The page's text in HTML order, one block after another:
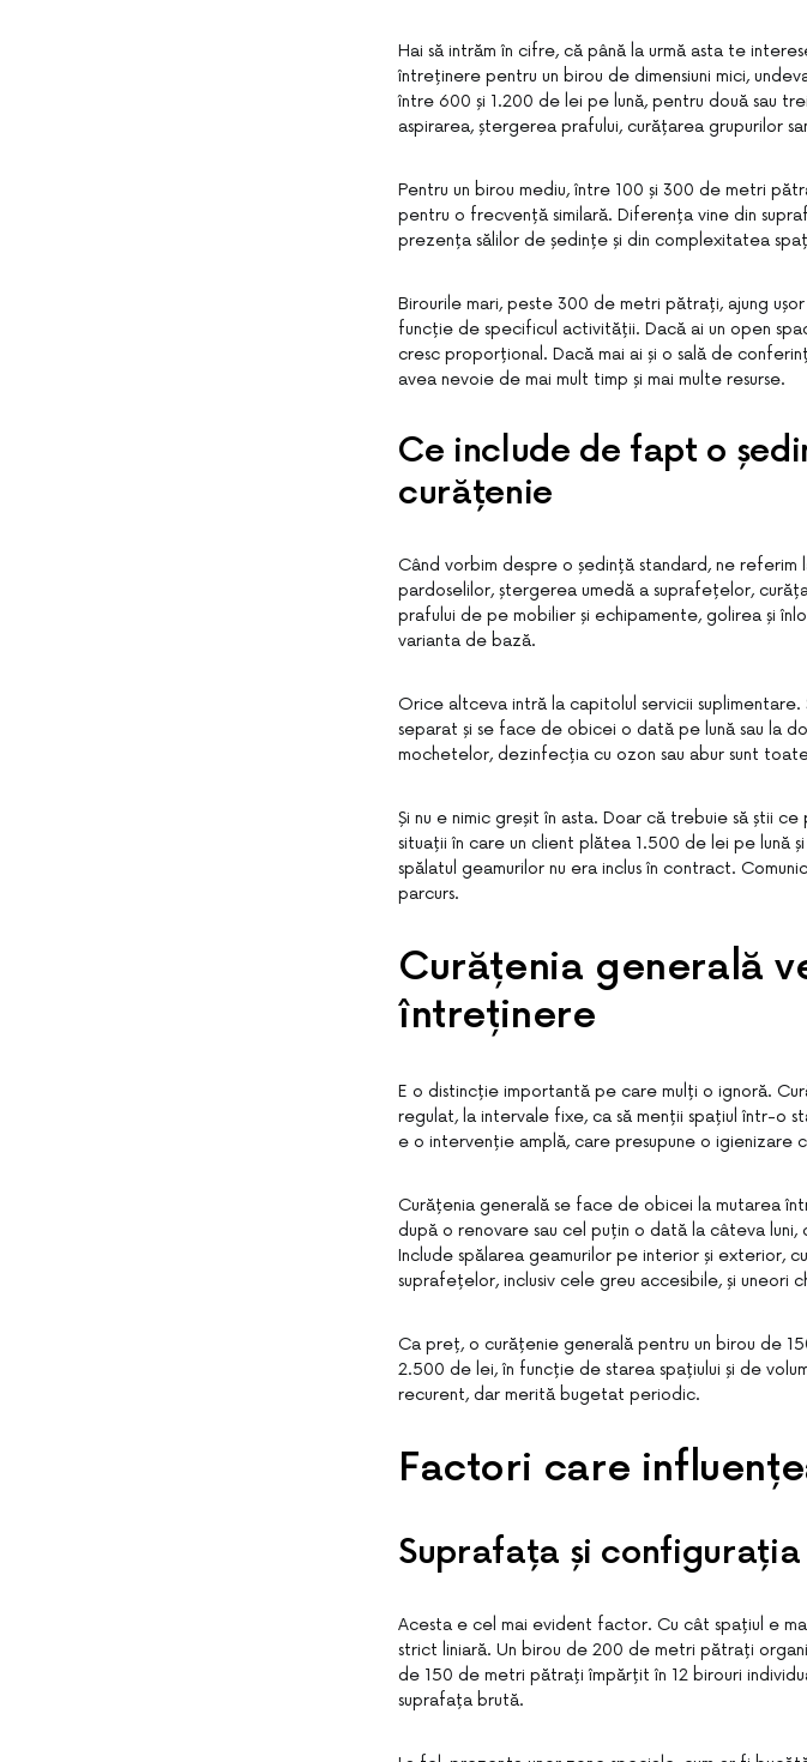
Hai să intrăm în cifre, că până la urmă asta te
întreținere pentru un birou de dimensiuni mici,
între 600 și 1.200 de lei pe lună, pentru două sau
aspirarea, ștergerea prafului, curățarea grupurilor
Pentru un birou mediu, între 100 și 300 de metri
pentru o frecvență similară. Diferența vine din
prezența sălilor de ședințe și din complexitatea
Birourile mari, peste 300 de metri pătrați, ajung
funcție de specificul activității. Dacă ai un open
cresc proporțional. Dacă mai ai și o sală de
avea nevoie de mai mult timp și mai multe resurse.
Ce include de fapt o
curățenie
Când vorbim despre o ședință standard, ne
pardoselilor, ștergerea umedă a suprafețelor,
prafului de pe mobilier și echipamente, golirea și
varianta de bază.
Orice altceva intră la capitolul servicii
separat și se face de obicei o dată pe lună sau la
mochetelor, dezinfecția cu ozon sau abur sunt
Și nu e nimic greșit în asta. Doar că trebuie să știi
situații în care un client plătea 1.500 de lei pe lună
spălatul geamurilor nu era inclus în contract.
parcurs.
Curățenia generală
întreținere
E o distincție importantă pe care mulți o ignoră.
regulat, la intervale fixe, ca să menții spațiul într-o
e o intervenție amplă, care presupune o igienizare
Curățenia generală se face de obicei la mutarea
după o renovare sau cel puțin o dată la câteva
Include spălarea geamurilor pe interior și exterior,
suprafețelor, inclusiv cele greu accesibile, și uneori
Ca preț, o curățenie generală pentru un birou de
2.500 de lei, în funcție de starea spațiului și de
recurent, dar merită bugetat periodic.
Factori care
Suprafața și configurația
Acesta e cel mai evident factor. Cu cât spațiul e
strict liniară. Un birou de 200 de metri pătrați
de 150 de metri pătrați împărțit în 12 birouri
suprafața brută.